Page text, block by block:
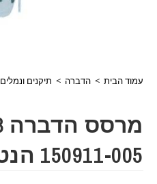
עמוד הבית > הדברה > תיקנים ונמלים
150911-005 הנטר HUNTER